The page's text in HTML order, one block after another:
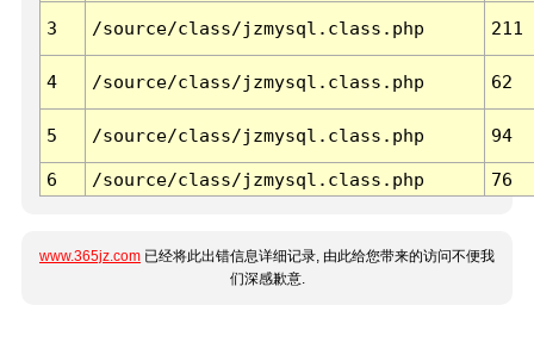
3 /source/class/jzmysql.class.php 211
4 /source/class/jzmysql.class.php 62
5 /source/class/jzmysql.class.php 94
6 /source/class/jzmysql.class.php 76
www.365jz.com 已经将此出错信息详细记录, 由此给您带来的访问不便我
们深感歉意.